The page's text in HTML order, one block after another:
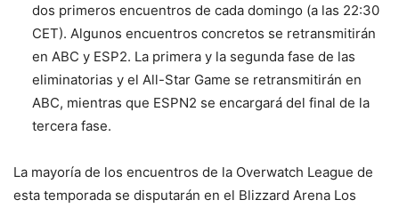
dos primeros encuentros de cada domingo (a las 22:30
CET). Algunos encuentros concretos se retransmitirán
en ABC y ESP2. La primera y la segunda fase de las
eliminatorias y el All-Star Game se retransmitirán en
ABC, mientras que ESPN2 se encargará del final de la
tercera fase.
La mayoría de los encuentros de la Overwatch League de
esta temporada se disputarán en el Blizzard Arena Los